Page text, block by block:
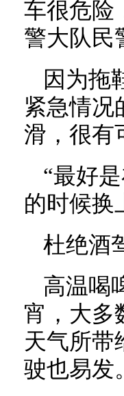
车很危险
警大队民
因为拖
紧急情况
滑，很有
“最好
的时候换
杜绝酒
高温喝
宵，大多
天气所带
驶也易发。